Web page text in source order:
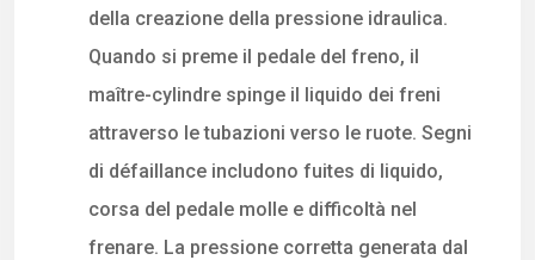
della creazione della pressione idraulica.
Quando si preme il pedale del freno, il
maître-cylindre spinge il liquido dei freni
attraverso le tubazioni verso le ruote. Segni
di défaillance includono fuites di liquido,
corsa del pedale molle e difficoltà nel
frenare. La pressione corretta generata dal